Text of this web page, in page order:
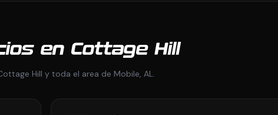
en Cottage Hill
Hill y toda el area de Mobile, AL.